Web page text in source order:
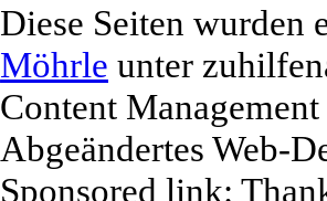
Diese Seiten wurden
Möhrle unter
Content
Abgeändertes Web-
Sponsored link: